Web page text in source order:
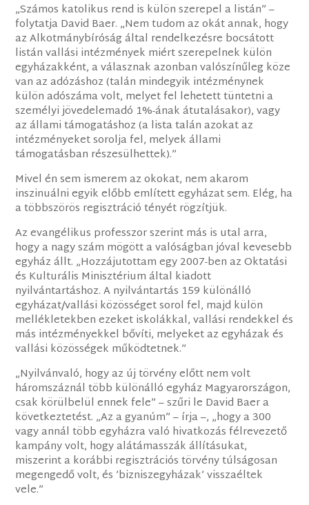
„Számos katolikus rend is külön szerepel a listán” –
folytatja David Baer. „Nem tudom az okát annak, hogy
az Alkotmánybíróság által rendelkezésre bocsátott
listán vallási intézmények miért szerepelnek külön
egyházakként, a válasznak azonban valószínűleg köze
van az adózáshoz (talán mindegyik intézménynek
külön adószáma volt, melyet fel lehetett tüntetni a
személyi jövedelemadó 1%-ának átutalásakor), vagy
az állami támogatáshoz (a lista talán azokat az
intézményeket sorolja fel, melyek állami
támogatásban részesülhettek).”
Mivel én sem ismerem az okokat, nem akarom
inszinuálni egyik előbb említett egyházat sem. Elég, ha
a többszörös regisztráció tényét rögzítjük.
Az evangélikus professzor szerint más is utal arra,
hogy a nagy szám mögött a valóságban jóval kevesebb
egyház állt. „Hozzájutottam egy 2007-ben az Oktatási
és Kulturális Minisztérium által kiadott
nyilvántartáshoz. A nyilvántartás 159 különálló
egyházat/vallási közösséget sorol fel, majd külön
mellékletekben ezeket iskolákkal, vallási rendekkel és
más intézményekkel bővíti, melyeket az egyházak és
vallási közösségek működtetnek.”
„Nyilvánvaló, hogy az új törvény előtt nem volt
háromszáznál több különálló egyház Magyarországon,
csak körülbelül ennek fele” – szűri le David Baer a
következtetést. „Az a gyanúm” – írja –, „hogy a 300
vagy annál több egyházra való hivatkozás félrevezető
kampány volt, hogy alátámasszák állításukat,
miszerint a korábbi regisztrációs törvény túlságosan
megengedő volt, és ’bizniszegyházak’ visszaéltek
vele.”